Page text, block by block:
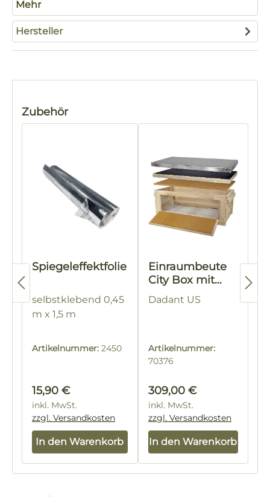
Mehr
Hersteller
Produktgalerie überspringen
Zubehör
Spiegeleffektfolie
selbstklebend 0,45
m x 1,5 m
Artikelnummer: 2450
Regulärer Preis:
15,90 €
inkl. MwSt.
zzgl. Versandkosten
In den Warenkorb
Einraumbeute
City Box mit
Fenster
Dadant US
Artikelnummer:
70376
Regulärer Preis:
309,00 €
inkl. MwSt.
zzgl. Versandkosten
In den Warenkorb